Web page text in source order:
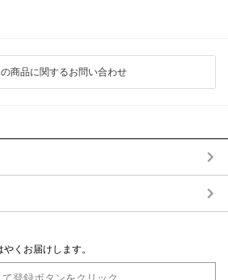
の商品に関するお問い合わせ
くお届けします。